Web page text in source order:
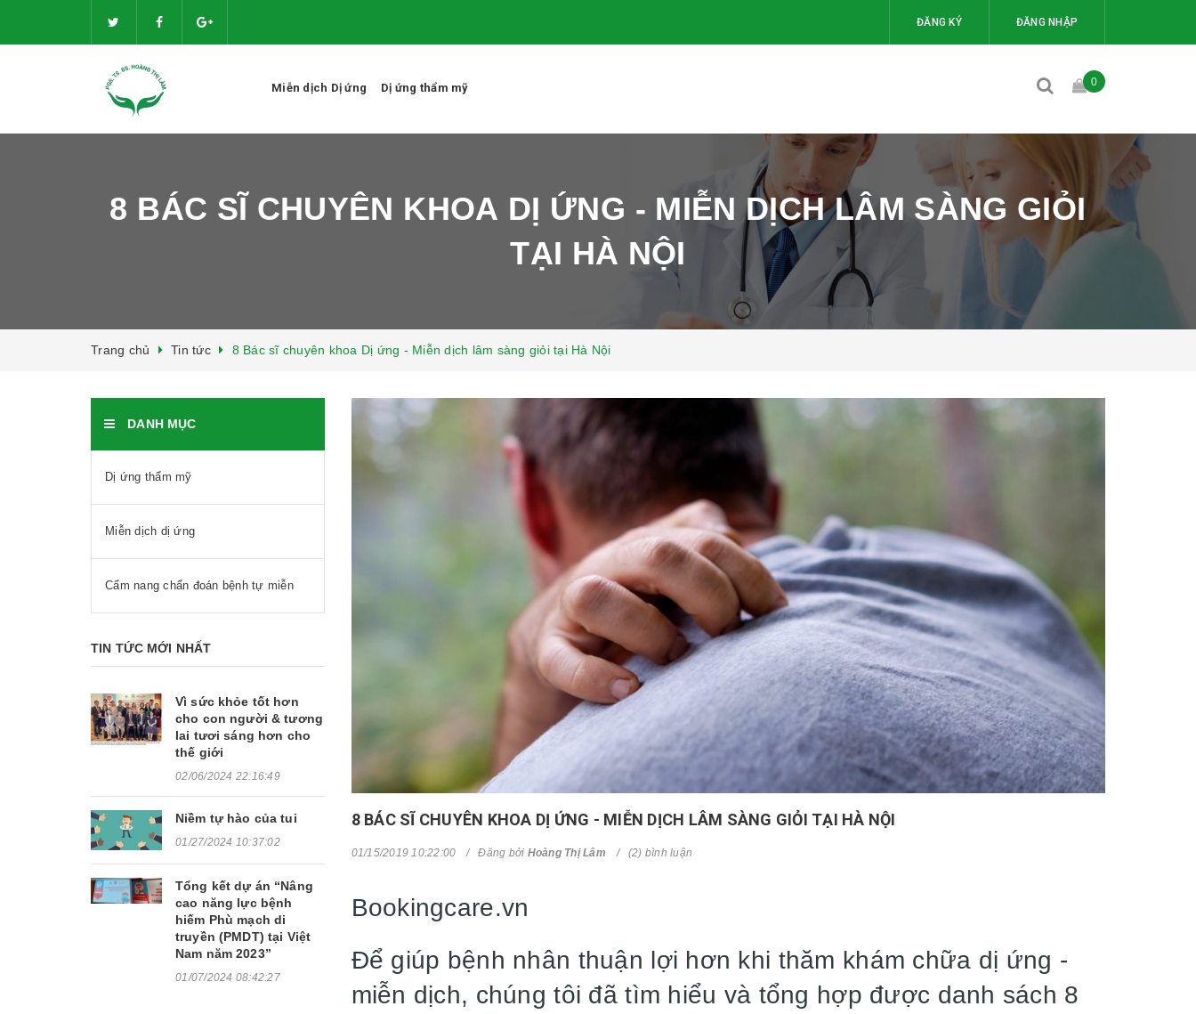
ĐĂNG KÝ ĐĂNG NHẬP
Miễn dịch Dị ứng Dị ứng thẩm mỹ 0
8 BÁC SĨ CHUYÊN KHOA DỊ ỨNG - MIỄN DỊCH LÂM SÀNG GIỎI
TẠI HÀ NỘI
Trang chủ Tin tức 8 Bác sĩ chuyên khoa Dị ứng - Miễn dịch lâm sàng giỏi tại Hà Nội
8 BÁC SĨ CHUYÊN KHOA DỊ ỨNG - MIỄN DỊCH LÂM SÀNG GIỎI TẠI HÀ NỘI
01/15/2019 10:22:00 Đăng bởi Hoàng Thị Lâm (2) bình luận
Bookingcare.vn
Để giúp bệnh nhân thuận lợi hơn khi thăm khám chữa dị ứng -
miễn dịch, chúng tôi đã tìm hiểu và tổng hợp được danh sách 8
DANH MỤC
Dị ứng thẩm mỹ
Miễn dịch dị ứng
Cẩm nang chẩn đoán bệnh tự miễn
TIN TỨC MỚI NHẤT
Vì sức khỏe tốt hơn
cho con người & tương
lai tươi sáng hơn cho
thế giới
02/06/2024 22:16:49
Niềm tự hào của tui
01/27/2024 10:37:02
Tổng kết dự án “Nâng
cao năng lực bệnh
hiếm Phù mạch di
truyền (PMDT) tại Việt
Nam năm 2023”
01/07/2024 08:42:27